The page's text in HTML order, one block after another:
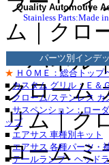
Quality Automotive
Stainless Parts:Made
パーツ別インデ
★ ＨＯＭＥ：総合トップ
■カスタム グリル：Ｅ＆
■クローム/ステンレス カ
■ サスペンション：ロー
ップ
■ エアサス 車種別キット
■エアサス 各種パーツ・
■ テールランプ・ヘッド
ム｜クロ
ーパネル
クローム
リム｜ク
ローム ミ